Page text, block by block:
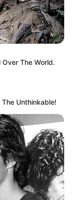
érintheti.
The World.
Unthinkable!